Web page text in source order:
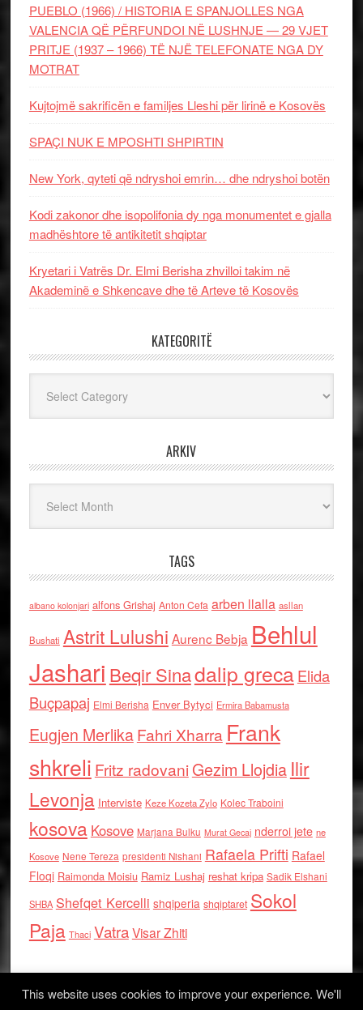
PUEBLO (1966) / HISTORIA E SPANJOLLES NGA
VALENCIA QË PËRFUNDOI NË LUSHNJE — 29 VJET
PRITJE (1937 – 1966) TË NJË TELEFONATE NGA DY
MOTRAT
Kujtojmë sakrificën e familjes Lleshi për lirinë e Kosovës
SPAÇI NUK E MPOSHTI SHPIRTIN
New York, qyteti që ndryshoi emrin… dhe ndryshoi botën
Kodi zakonor dhe isopolifonia dy nga monumentet e gjalla
madhështore të antikitetit shqiptar
Kryetari i Vatrës Dr. Elmi Berisha zhvilloi takim në
Akademinë e Shkencave dhe të Arteve të Kosovës
KATEGORITË
ARKIV
TAGS
albano kolonjari alfons Grishaj Anton Cefa arben llalla asllan
Bushati Astrit Lulushi Aurenc Bebja Behlul
Jashari Beqir Sinadalip grecaElida
Buçpapaj Elmi Berisha Enver Bytyci Ermira Babamusta
Eugjen MerlikaFahri Xharra Frank
shkreli Fritz radovaniGezim Llojdia Ilir
Levonja Interviste Keze Kozeta Zylo Kolec Traboini
kosova Kosove Marjana Bulku Murat Gecaj nderroi jete ne
Kosove Nene Tereza presidenti Nishani Rafaela Prifti Rafael
Floqi Raimonda Moisiu Ramiz Lushaj reshat kripa Sadik Elshani
SHBA Shefqet Kercelli shqiperia shqiptaret Sokol
Paja Thaci VatraVisar Zhiti
This website uses cookies to improve your experience. We'll